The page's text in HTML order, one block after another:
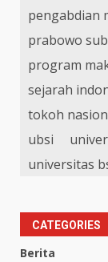
pengabdian
prabowo
program
sejarah
tokoh
ubsi
universitas
CATEGORIES
Berita